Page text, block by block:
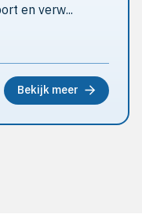
en verw...
Bekijk meer